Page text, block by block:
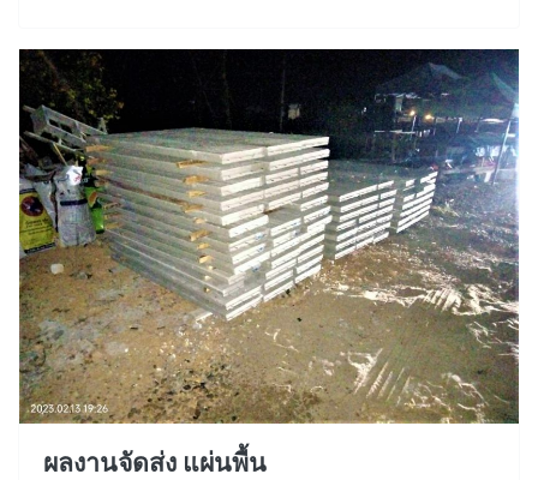
ผลงานจัดส่ง แผ่นพื้น